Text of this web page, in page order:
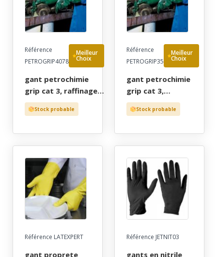
Référence
PETROGRIP4078
Meilleur
Choix
gant petrochimie
grip cat 3, raffinage,
carburant,
mecanique. pvc vert
(7/8) - gants de
protection par cher!
Stock probable
Référence
PETROGRIP35
Meilleur
Choix
gant petrochimie
grip cat 3,
raffinage,
carburant,
support coton,
long 35 cm, t9 a 10
- gants de
protection par
cher!
Stock probable
Référence LATEXPERT
gant proprete
Référence JETNIT03
gants en nitrile